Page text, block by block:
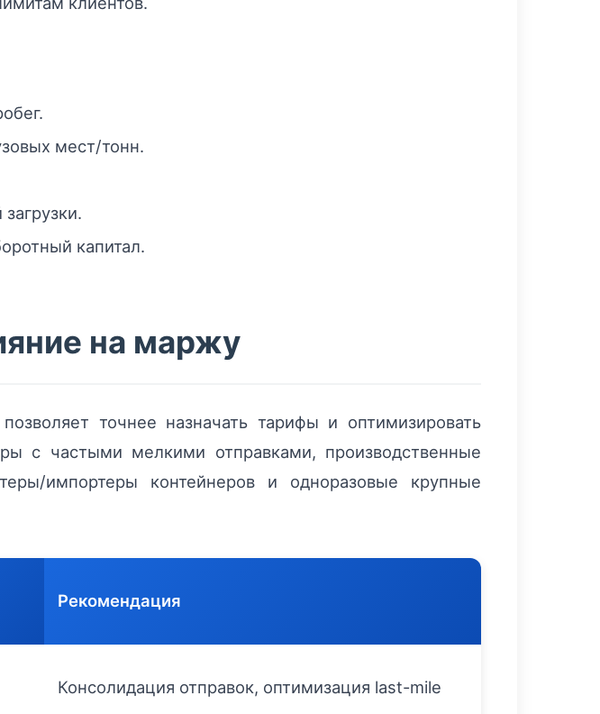
мест/тонн.
капитал.
на маржу
точнее назначать тарифы и оптимизировать
с частыми мелкими отправками, производственные
импортеры контейнеров и одноразовые крупные
Рекомендация
Консолидация отправок, оптимизация last-mile